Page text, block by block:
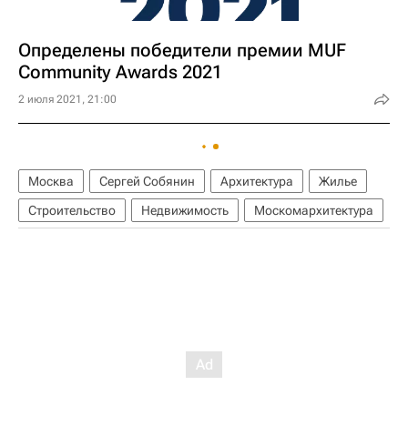
Определены победители премии MUF
Community Awards 2021
2 июля 2021, 21:00
Москва Сергей Собянин Архитектура
Жилье
Строительство
Недвижимость Москомархитектура